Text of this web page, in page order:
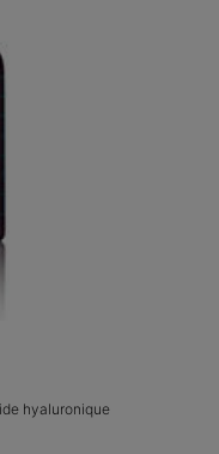
hyaluronique